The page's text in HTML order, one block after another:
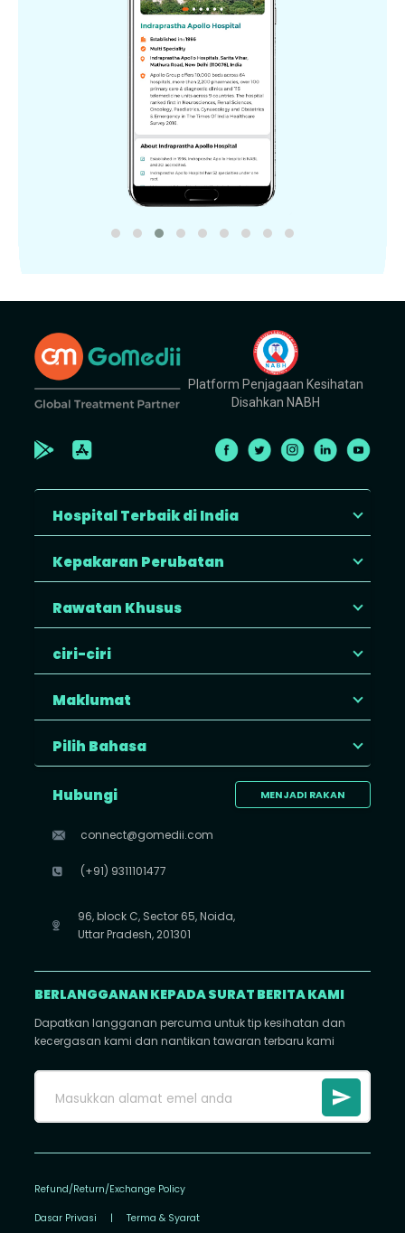
Platform Penjagaan Kesihatan
Disahkan NABH
Hospital Terbaik di India
Kepakaran Perubatan
Rawatan Khusus
ciri-ciri
Maklumat
Pilih Bahasa
MENJADI RAKAN
Hubungi
connect@gomedii.com
(+91) 9311101477
96, block C, Sector 65, Noida,
Uttar Pradesh, 201301
BERLANGGANAN KEPADA SURAT BERITA KAMI
Dapatkan langganan percuma untuk tip kesihatan dan
kecergasan kami dan nantikan tawaran terbaru kami
Refund/Return/Exchange Policy
Dasar Privasi | Terma & Syarat